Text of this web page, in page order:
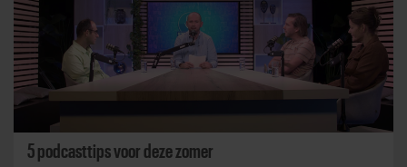
5 podcasttips voor deze zomer